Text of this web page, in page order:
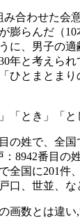
合わせた会
膨らんだ（10
に、男子の適
年と考えられ
ひとまとまり
「とき」「と
の姓で、全国
8942番目の
全国に201件
口、世並、な
画数とは違い